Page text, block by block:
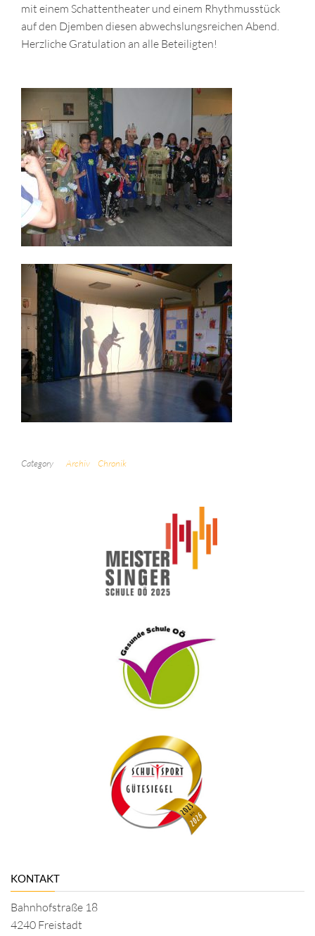
mit einem Schattentheater und einem Rhythmusstück
auf den Djemben diesen abwechslungsreichen Abend.
Herzliche Gratulation an alle Beteiligten!
Category Archiv Chronik
KONTAKT
Bahnhofstraße 18
4240 Freistadt